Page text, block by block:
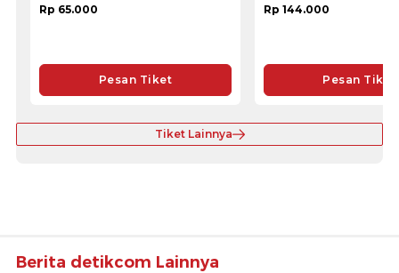
Rp 65.000
Pesan Tiket
Rp 144.000
Pesan Tiket
Tiket Lainnya
Berita detikcom Lainnya